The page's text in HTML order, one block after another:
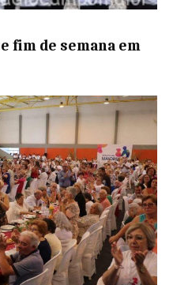
fim de semana em